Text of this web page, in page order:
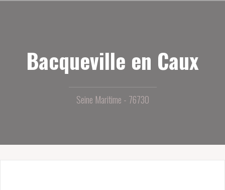
Bacqueville en Caux
Seine Maritime - 76730